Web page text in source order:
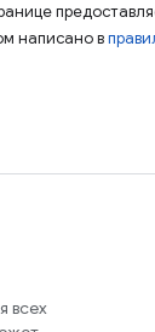
написано в
всех